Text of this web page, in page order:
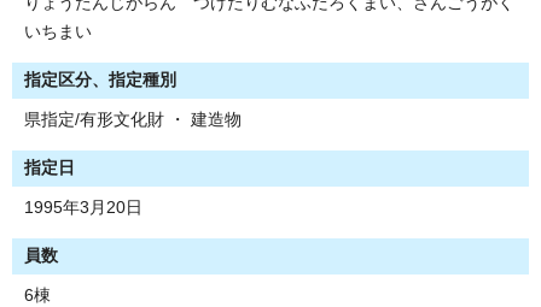
いちまい
指定区分、指定種別
県指定/有形文化財 ・ 建造物
指定日
1995年3月20日
員数
6棟